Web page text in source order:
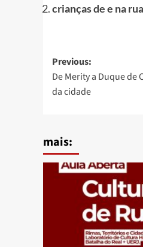
crianças de e na
Post
navigation
Previous:
De Merity a Duque de
da cidade
mais: